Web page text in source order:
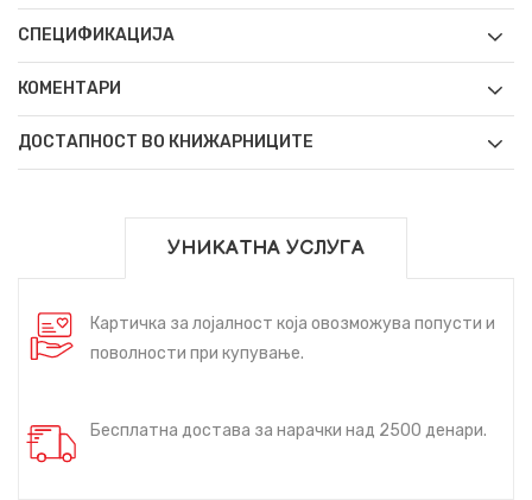
СПЕЦИФИКАЦИЈА
КОМЕНТАРИ
ДОСТАПНОСТ ВО КНИЖАРНИЦИТЕ
УНИКАТНА УСЛУГА
Картичка за лојалност која овозможува попусти и
поволности при купување.
Бесплатна достава за нарачки над 2500 денари.